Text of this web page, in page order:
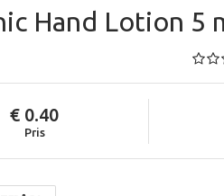
Hand Lotion 5
Pris
0.40